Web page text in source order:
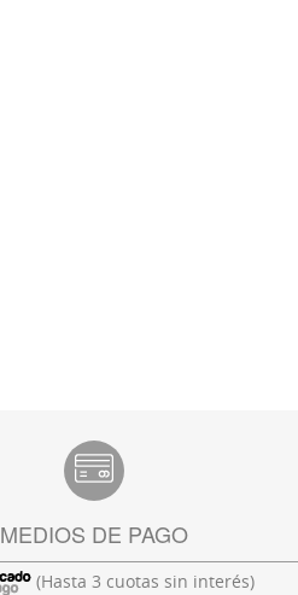
MEDIOS DE PAGO
(Hasta 3 cuotas sin interés)